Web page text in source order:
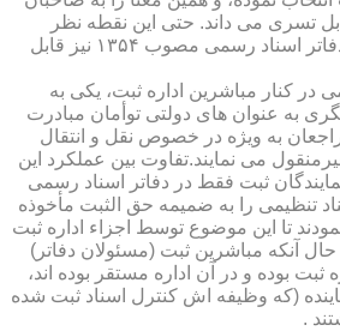
تسری می داند. حتی این نقطه نظر
بعدها در ماده ۲۹ قانون دفاتر اسناد رسمی مصوب ۱۳۵۴ نیز قابل
در كنار مباشرین اداره ثبت، یكی به
به عنوان های دولتی توأمان مبادرت
به ویژه در خصوص نقل و انتقال
می نمایند.تفاوت بین عملكرد این
ثبت فقط در دفاتر اسناد رسمی
تنظیمی را به ضمیمه حق الثبت مأخوذه
تا این موضوع توسط اجزاء اداره ثبت
آنكه مباشرین ثبت (مسئولان دفاتر)
بوده و در آن اداره مستقر بوده اند،
(كه وظیفه اش كنترل اسناد ثبت شده
.